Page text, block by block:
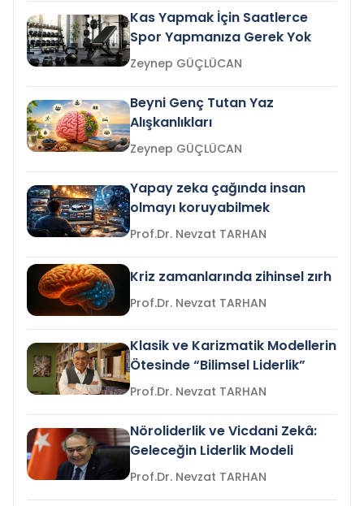
Kas Yapmak İçin Saatlerce
Spor Yapmanıza Gerek Yok
Zeynep GÜÇLÜCAN
Beyni Genç Tutan Yaz
Alışkanlıkları
Zeynep GÜÇLÜCAN
Yapay zeka çağında insan
olmayı koruyabilmek
Prof.Dr. Nevzat TARHAN
Kriz zamanlarında zihinsel zırh
Prof.Dr. Nevzat TARHAN
Klasik ve Karizmatik Modellerin
Ötesinde “Bilimsel Liderlik”
Prof.Dr. Nevzat TARHAN
Nöroliderlik ve Vicdani Zekâ:
Geleceğin Liderlik Modeli
Prof.Dr. Nevzat TARHAN